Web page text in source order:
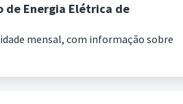
de Energia Elétrica de
mensal, com informação sobre